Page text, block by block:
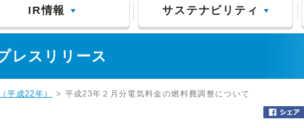
IR情報 サステナビリティ
レスリリース
平成22年） > 平成23年２月分電気料金の燃料費調整について